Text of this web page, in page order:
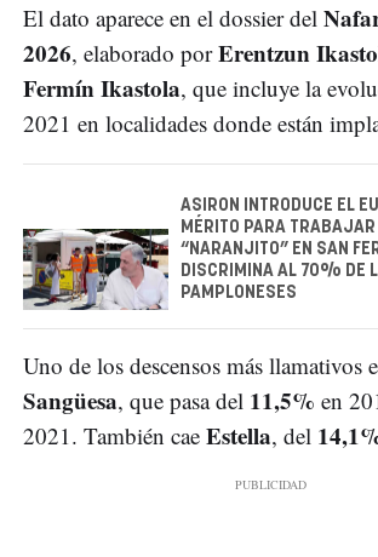
El dato aparece en el dossier del
2026, elaborado porErentzun
Fermín Ikastola, que incluye la
2021 en localidades donde están
ASIRON INTRODUCE EL
MÉRITO PARA TRABAJAR
“NARANJITO” EN SAN
DISCRIMINA AL 70% DE
PAMPLONESES
Uno de los descensos más llamativos
Sangüesa, que pasa del 11,5% en
2021. También cae Estella, del